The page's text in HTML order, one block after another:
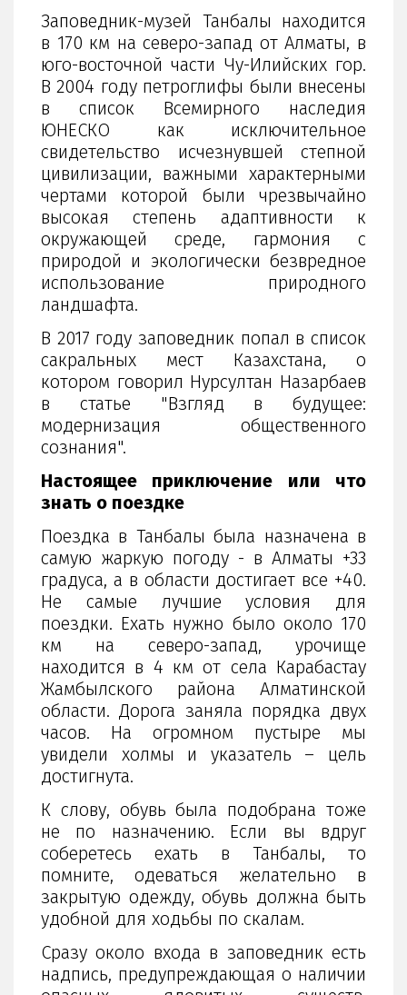
Заповедник-музей Танбалы находится
в 170 км на северо-запад от Алматы, в
юго-восточной части Чу-Илийских гор.
В 2004 году петроглифы были внесены
в список Всемирного наследия
ЮНЕСКО как исключительное
свидетельство исчезнувшей степной
цивилизации, важными характерными
чертами которой были чрезвычайно
высокая степень адаптивности к
окружающей среде, гармония с
природой и экологически безвредное
использование природного
ландшафта.
В 2017 году заповедник попал в список
сакральных мест Казахстана, о
котором говорил Нурсултан Назарбаев
в статье "Взгляд в будущее:
модернизация общественного
сознания".
Настоящее приключение или что
знать о поездке
Поездка в Танбалы была назначена в
самую жаркую погоду - в Алматы +33
градуса, а в области достигает все +40.
Не самые лучшие условия для
поездки. Ехать нужно было около 170
км на северо-запад, урочище
находится в 4 км от села Карабастау
Жамбылского района Алматинской
области. Дорога заняла порядка двух
часов. На огромном пустыре мы
увидели холмы и указатель – цель
достигнута.
К слову, обувь была подобрана тоже
не по назначению. Если вы вдруг
соберетесь ехать в Танбалы, то
помните, одеваться желательно в
закрытую одежду, обувь должна быть
удобной для ходьбы по скалам.
Сразу около входа в заповедник есть
надпись, предупреждающая о наличии